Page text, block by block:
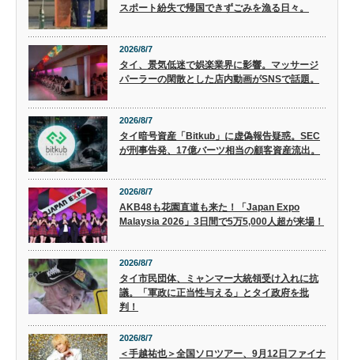
スポート紛失で帰国できずごみを漁る日々。
2026/8/7
タイ、景気低迷で娯楽業界に影響。マッサージ
パーラーの閑散とした店内動画がSNSで話題。
2026/8/7
タイ暗号資産「Bitkub」に虚偽報告疑惑。SEC
が刑事告発、17億バーツ相当の顧客資産流出。
2026/8/7
AKB48も花園直道も来た！「Japan Expo
Malaysia 2026」3日間で5万5,000人超が来場！
2026/8/7
タイ市民団体、ミャンマー大統領受け入れに抗
議。「軍政に正当性与える」とタイ政府を批
判！
2026/8/7
＜手越祐也＞全国ソロツアー、9月12日ファイナ